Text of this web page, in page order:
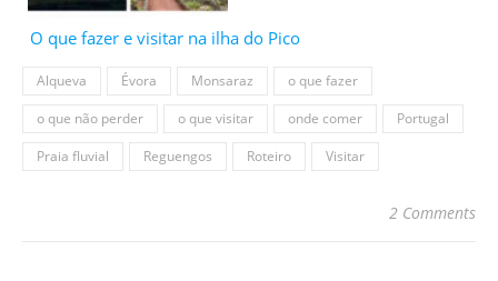
O que fazer e visitar na ilha do Pico
Alqueva Évora Monsaraz
o que fazer
o que não perder
o que visitar onde comer
Portugal
Praia fluvial
Reguengos Roteiro Visitar
2 Comments